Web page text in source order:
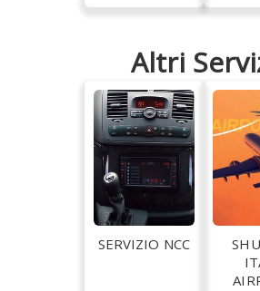
Altri
SERVIZIO NCC